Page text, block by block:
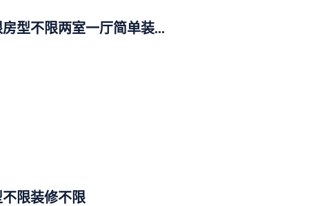
型不限两室一厅简单装...
限装修不限